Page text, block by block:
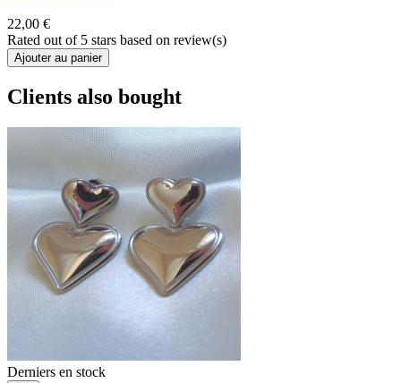
22,00 €
Rated out of 5 stars based on review(s)
Ajouter au panier
Clients also bought
Derniers en stock